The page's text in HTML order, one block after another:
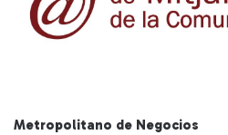
Metropolitano de Negocios